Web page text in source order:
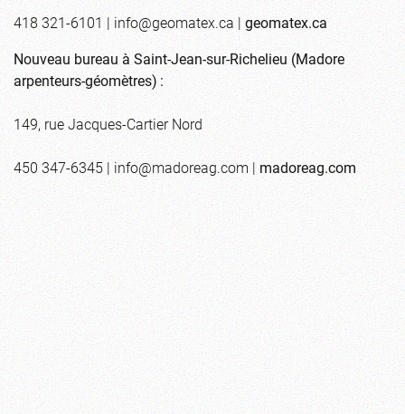
418 321-6101 |info@geomatex.ca |geomatex.ca
Nouveau bureau à Saint-Jean-sur-Richelieu (Madore
arpenteurs-géomètres) :
149, rue Jacques-Cartier Nord
450 347-6345 |info@madoreag.com|madoreag.com